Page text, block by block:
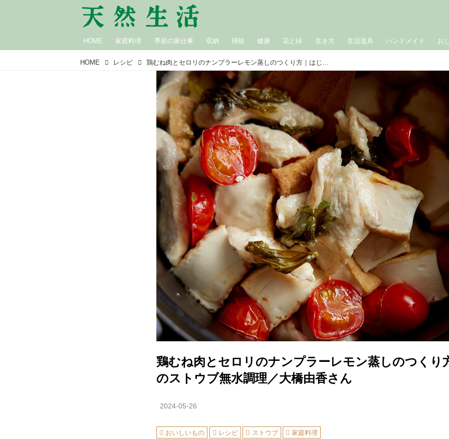
HOME 家庭料理 季節の家仕事 収納 掃除 健康 花と緑 生き方 生活道具 ハンドメイド お
HOME レシピ 鶏むね肉とセロリのナンプラーレモン蒸しのつくり方｜はじめてのストウブ無水調理／大橋由香さん
鶏むね肉とセロリのナンプラーレモン蒸しのつくり
のストウブ無水調理／大橋由香さん
2024-05-26
おいしいもの レシピ ストウブ 家庭料理